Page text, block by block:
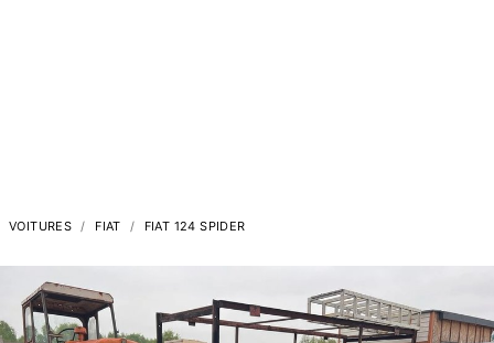
VOITURES FIAT FIAT 124 SPIDER